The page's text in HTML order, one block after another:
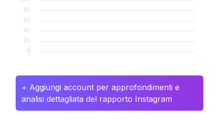
+ Aggiungi account per approfondimenti e
analisi dettagliata del rapporto Instagram